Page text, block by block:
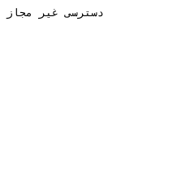
دسترسی غیر مجاز